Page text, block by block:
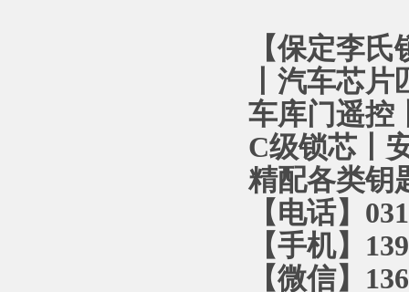
【保定李
丨汽车芯
车库门遥控
C级锁芯丨
精配各类钥
【电话】
【手机】
【微信】